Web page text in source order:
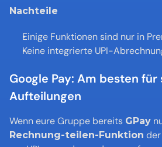
Nachteile
Einige Funktionen sind nur in
Keine integrierte UPI-
Google Pay: Am besten für
Aufteilungen
Wenn eure Gruppe bereits GPay
Rechnung-teilen-Funktion